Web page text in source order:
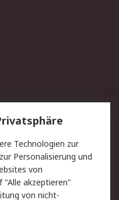
Privatkunden
Technologien zur
Personalisierung und
von
"Alle akzeptieren"
von nicht-